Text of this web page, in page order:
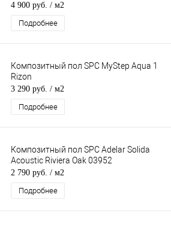
Темный
4 900 руб. / м2
Подробнее
Композитный пол SPC MyStep Aqua 1
Rizon
3 290 руб. / м2
Подробнее
Композитный пол SPC Adelar Solida
Acoustic Riviera Oak 03952
2 790 руб. / м2
Подробнее